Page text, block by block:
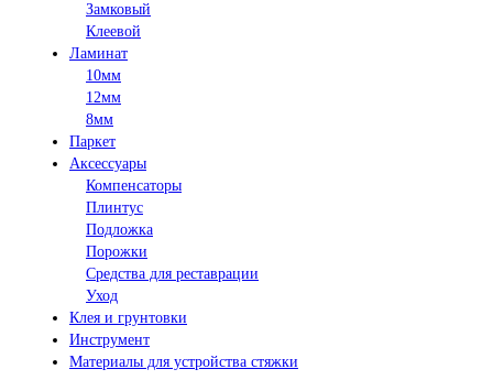
Замковый
Клеевой
Ламинат
10мм
12мм
8мм
Паркет
Аксессуары
Компенсаторы
Плинтус
Подложка
Порожки
Средства для реставрации
Уход
Клея и грунтовки
Инструмент
Материалы для устройства стяжки